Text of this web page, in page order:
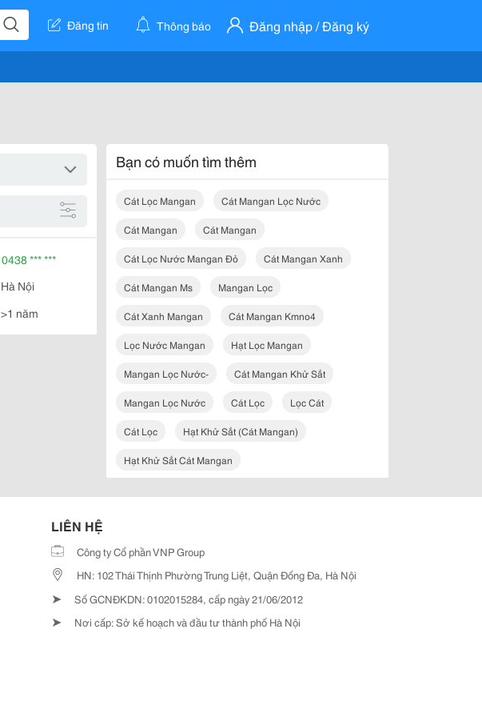
Đăng tin Thông báo Đăng nhập / Đăng ký
0438 *** ***
Hà Nội
>1 năm
Bạn có muốn tìm thêm
Cát Lọc Mangan Cát Mangan Lọc Nước
Cát Mangan Cát Mangan
Cát Lọc Nước Mangan Đỏ Cát Mangan Xanh
Cát Mangan Ms Mangan Lọc
Cát Xanh Mangan Cát Mangan Kmno4
Lọc Nước Mangan Hạt Lọc Mangan
Mangan Lọc Nước- Cát Mangan Khử Sắt
Mangan Lọc Nước Cát Lọc Lọc Cát
Cát Lọc Hạt Khử Sắt (cát Mangan)
Hạt Khử Sắt Cát Mangan
LIÊN HỆ
Công ty Cổ phần VNP Group
HN: 102 Thái Thịnh Phường Trung Liệt, Quận Đống Đa, Hà Nội
➤ Số GCNĐKDN: 0102015284, cấp ngày 21/06/2012
➤ Nơi cấp: Sở kế hoạch và đầu tư thành phố Hà Nội